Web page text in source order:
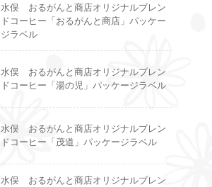
水俣 おるがんと商店オリジナルブレン
ドコーヒー「おるがんと商店」パッケー
ジラベル
水俣 おるがんと商店オリジナルブレン
ドコーヒー「湯の児」パッケージラベル
水俣 おるがんと商店オリジナルブレン
ドコーヒー「茂道」パッケージラベル
水俣 おるがんと商店オリジナルブレン